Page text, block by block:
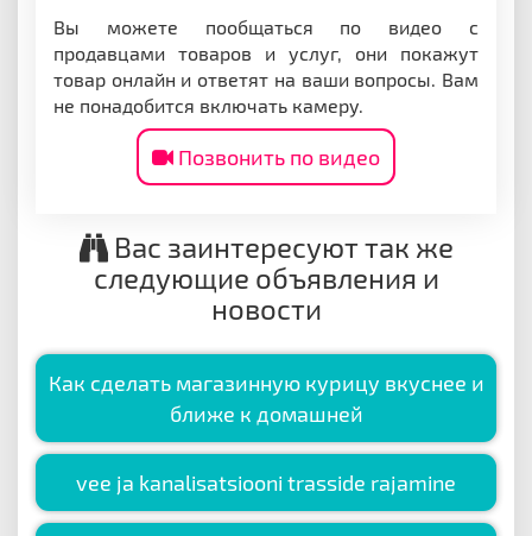
Вы можете пообщаться по видео с
продавцами товаров и услуг, они покажут
товар онлайн и ответят на ваши вопросы. Вам
не понадобится включать камеру.
Позвонить по видео
Вас заинтересуют так же
следующие объявления и
новости
Как сделать магазинную курицу вкуснее и
ближе к домашней
vee ja kanalisatsiooni trasside rajamine